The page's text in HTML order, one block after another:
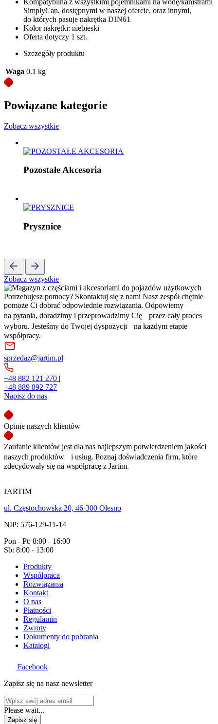
SimplyCan, dostępnymi w naszej ofercie, oraz innymi,
do których pasuje nakrętka DIN61
Kolor nakrętki: niebieski
Oferta dotyczy 1 szt.
Szczegóły produktu
Waga 0.1 kg
Powiązane kategorie
Zobacz wszystkie
Pozostałe Akcesoria
Prysznice
Zobacz wszystkie
Potrzebujesz pomocy? Skontaktuj się z nami Nasz zespół chętnie
pomoże Ci dobrać odpowiednie rozwiązania. Odpowiemy
na pytania, doradzimy i przeprowadzimy Cię przez cały proces
wyboru. Jesteśmy do Twojej dyspozycji na każdym etapie
współpracy.
sprzedaz@jartim.pl
+48 882 121 270 |
+48 889 892 727
Napisz do nas
Opinie naszych klientów
Zaufanie klientów jest dla nas najlepszym potwierdzeniem jakości
naszych produktów i usług. Poznaj doświadczenia firm, które
zdecydowały się na współpracę z Jartim.
JARTIM
ul. Częstochowska 20, 46-300 Olesno
NIP: 576-129-11-14
Pon - Pt: 8:00 - 16:00
Sb: 8:00 - 13:00
Produkty
Współpraca
Rozwiązania
Kontakt
O nas
Płatności
Regulamin
Zwroty
Dokumenty do pobrania
Katalogi
Facebook
Zapisz się na nasz newsletter
Please wait...
Zapisz się